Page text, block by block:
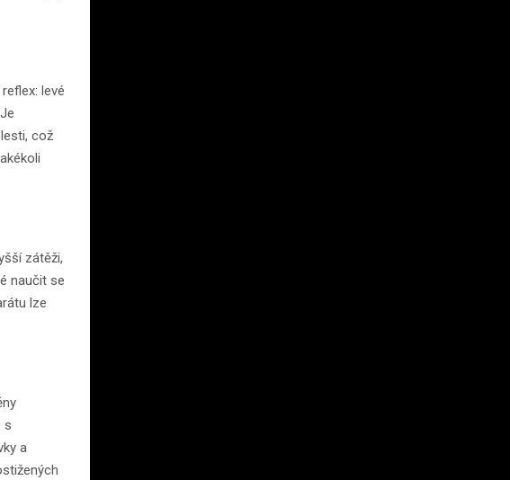
levé
což
zátěži,
naučit se
lze
s
a